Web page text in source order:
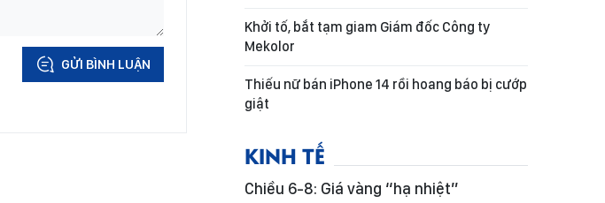
GỬI BÌNH LUẬN
Khởi tố, bắt tạm giam Giám đốc Công ty
Mekolor
Thiếu nữ bán iPhone 14 rồi hoang báo bị cướp
giật
KINH TẾ
Chiều 6-8: Giá vàng “hạ nhiệt”